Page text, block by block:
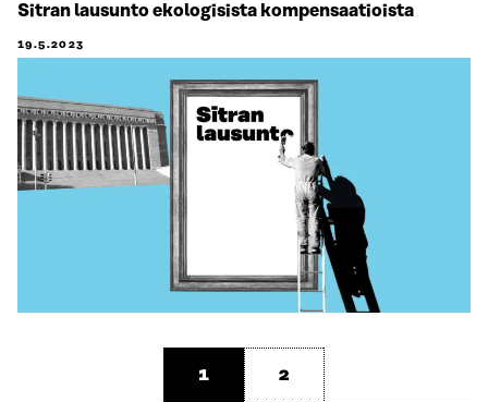
Sitran lausunto ekologisista kompensaatioista
19.5.2023
1 2